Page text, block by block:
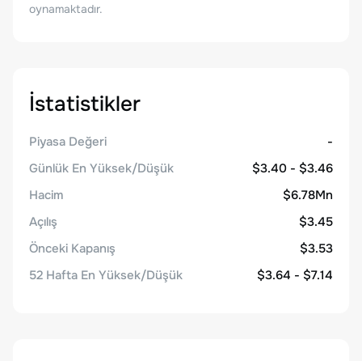
oynamaktadır.
İstatistikler
Piyasa Değeri
-
Günlük En Yüksek/Düşük
$3.40 - $3.46
Hacim
$6.78Mn
Açılış
$3.45
Önceki Kapanış
$3.53
52 Hafta En Yüksek/Düşük
$3.64 - $7.14